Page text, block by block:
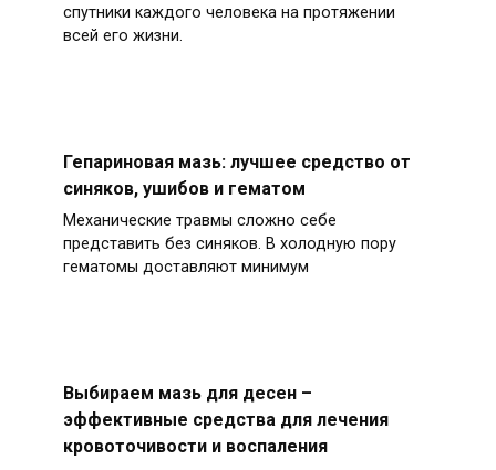
спутники каждого человека на протяжении
всей его жизни.
Гепариновая мазь: лучшее средство от
синяков, ушибов и гематом
Механические травмы сложно себе
представить без синяков. В холодную пору
гематомы доставляют минимум
Выбираем мазь для десен –
эффективные средства для лечения
кровоточивости и воспаления